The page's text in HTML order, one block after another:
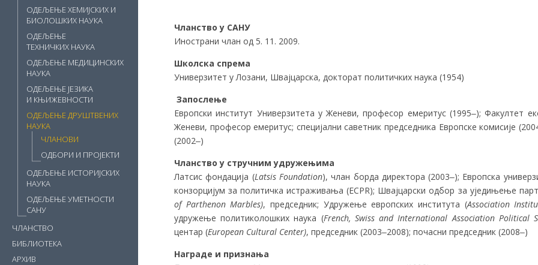
ОДЕЉЕЊЕ ХЕМИЈСКИХ И
БИОЛОШКИХ НАУКА
ОДЕЉЕЊЕ
ТЕХНИЧКИХ НАУКА
ОДЕЉЕЊЕ МЕДИЦИНСКИХ
НАУКА
ОДЕЉЕЊЕ ЈЕЗИКА
И КЊИЖЕВНОСТИ
ОДЕЉЕЊЕ ДРУШТВЕНИХ
НАУКА
ЧЛАНОВИ
ОДБОРИ И ПРОЈЕКТИ
ОДЕЉЕЊЕ ИСТОРИЈСКИХ
НАУКА
ОДЕЉЕЊЕ УМЕТНОСТИ
САНУ
ЧЛАНСТВО
БИБЛИОТЕКА
АРХИВ
Чланство у САНУ
Инострани члан од 5. 11. 2009.
Школска спрема
Универзитет у Лозани, Швајцарска, докторат политичких наука (1954)
Запослење
Европски институт Универзитета у Женеви, професор емеритус (1995‒); Факултет
Женеви, професор емеритус; специјални саветник председника Европске комисије
(2002‒)
Чланство у стручним удружењима
Латсис фондација (Latsis Foundation), члан борда директора (2003‒); Европска
конзорцијум за политичка истраживања (ECPR); Швајцарски одбор за уједињење
of Parthenon Marbles), председник; Удружење европских института (Association
удружење политиколошких наука (French, Swiss and International Association Political
центар (European Cultural Center), председник (2003‒2008); почасни председник (2008‒)
Награде и признања